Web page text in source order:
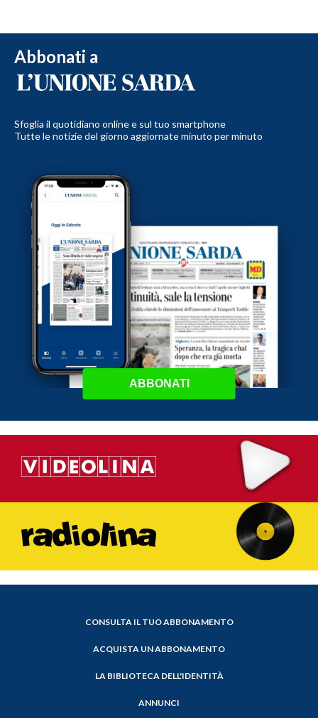
Abbonati a
Sfoglia il quotidiano online e sul tuo smartphone
Tutte le notizie del giorno aggiornate minuto per minuto
ABBONATI
CONSULTA IL TUO ABBONAMENTO
ACQUISTA UN ABBONAMENTO
LA BIBLIOTECA DELL'IDENTITÀ
ANNUNCI